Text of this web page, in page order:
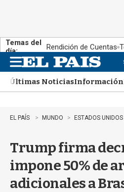
Temas del
día:
Rendición de Cuentas
n
uÚltimas NoticiasInformación
EL PAÍS MUNDO ESTADOS UNIDOS
Trump firma
impone 50% de
adicionales a